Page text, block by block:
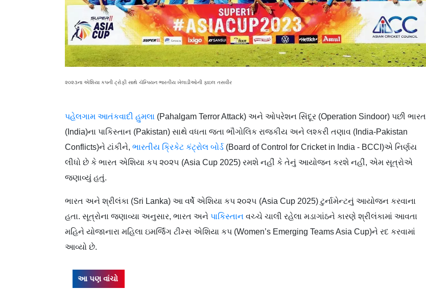
૨૦૨૩ના એશિયા કપની ટ્રોફી સાથે ચૅમ્પિયન ભારતીય ખેલાડીઓની ફાઇલ તસવીર
પહેલગામ આતંકવાદી હુમલા (Pahalgam Terror Attack) અને ઓપરેશન સિંદૂર (Operation Sindoor) પછી ભારત
(India)ના પાકિસ્તાન (Pakistan) સાથે વધતા જતા ભૌગોલિક રાજકીય અને લશ્કરી તણાવ (India-Pakistan
Conflicts)ને ટાંકીને, ભારતીય ક્રિકેટ કંટ્રોલ બોર્ડ (Board of Control for Cricket in India - BCCI)એ નિર્ણય
લીધો છે કે ભારત એશિયા કપ ૨૦૨૫ (Asia Cup 2025) રમશે નહીં કે તેનું આયોજન કરશે નહીં, એમ સૂત્રોએ
જણાવ્યું હતું.
ભારત અને શ્રીલંકા (Sri Lanka) આ વર્ષે એશિયા કપ ૨૦૨૫ (Asia Cup 2025) ટુર્નામેન્ટનું આયોજન કરવાના
હતા. સૂત્રોના જણાવ્યા અનુસાર, ભારત અને પાકિસ્તાન વચ્ચે ચાલી રહેલા મડાગાંઠને કારણે શ્રીલંકામાં આવતા
મહિને યોજાનારા મહિલા ઇમર્જિંગ ટીમ્સ એશિયા કપ (Women’s Emerging Teams Asia Cup)ને રદ કરવામાં
આવ્યો છે.
આ પણ વાંચો